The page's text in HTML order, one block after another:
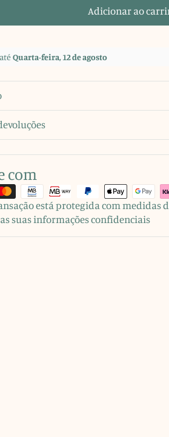
Adicionar ao
Quarta-feira, 12 de agosto
com
está protegida com medidas
suas informações confidenciais